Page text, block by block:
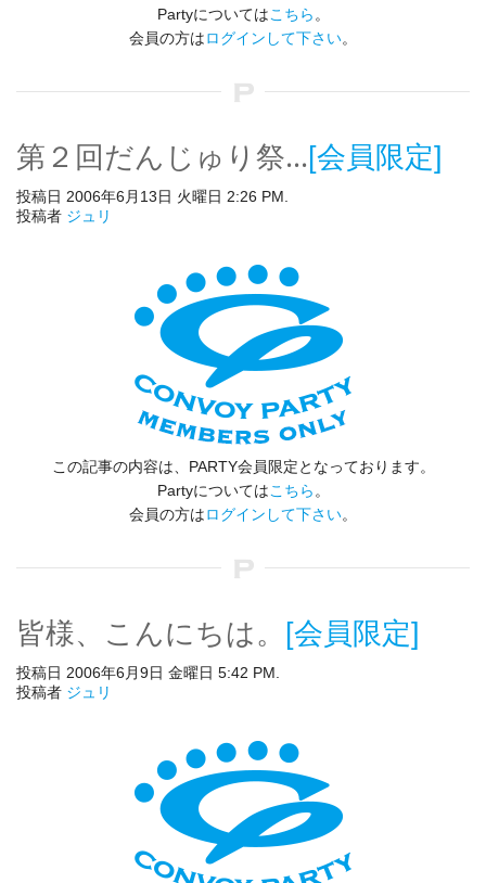
Partyについてはこちら 。
会員の方はログインして下さい。
第２回だんじゅり祭… [会員限定]
投稿日 2006年6月13日 火曜日 2:26 PM.
投稿者 ジュリ
この記事の内容は、PARTY会員限定となっております。
Partyについてはこちら 。
会員の方はログインして下さい。
皆様、こんにちは。 [会員限定]
投稿日 2006年6月9日 金曜日 5:42 PM.
投稿者 ジュリ